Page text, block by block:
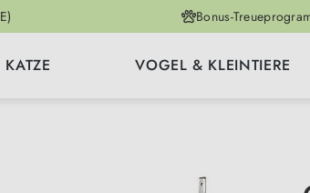
Bonus-
KATZE VOGEL & KLEINTIERE